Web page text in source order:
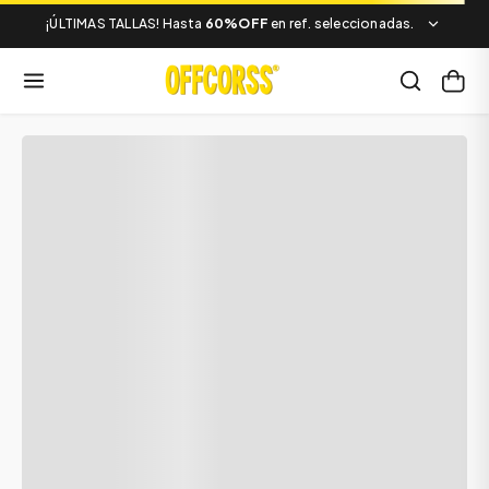
¡ÚLTIMAS TALLAS! Hasta 60%OFF en ref. seleccionadas.